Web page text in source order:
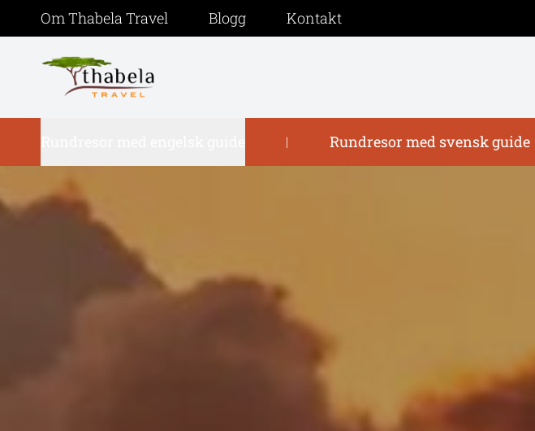
Om Thabela Travel Blogg Kontakt
| Rundresor med svensk guide